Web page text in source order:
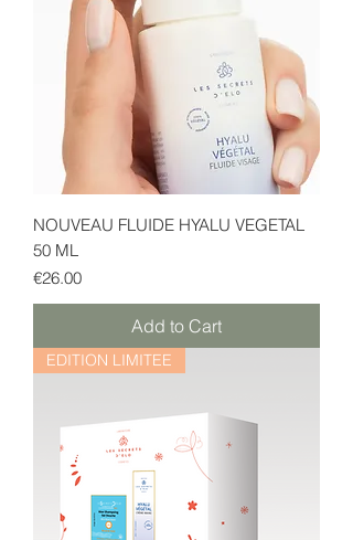
NOUVEAU FLUIDE HYALU VEGETAL
50 ML
Price
€26.00
Add to Cart
EDITION LIMITEE